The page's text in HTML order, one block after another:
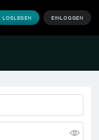
LOSLEGEN EINLOGGEN